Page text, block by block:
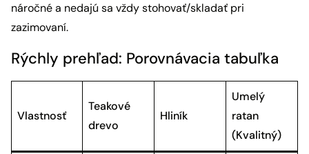
náročné a nedajú sa vždy stohovať/skladať pri
zazimovaní.
Rýchly prehľad: Porovnávacia tabuľka
Vlastnosť
Teakové
drevo
Hliník
Umelý
ratan
(Kvalitný)